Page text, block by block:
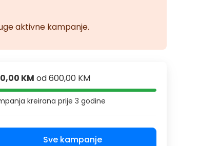
aktivne kampanje.
KM od600,00 KM
kreiranaprije 3 godine
Sve kampanje